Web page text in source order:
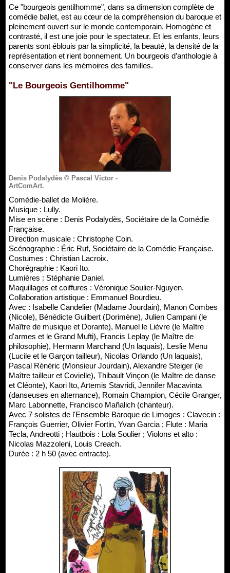
Ce "bourgeois gentilhomme", dans sa dimension complète de
comédie ballet, est au cœur de la compréhension du baroque et
pleinement ouvert sur le monde contemporain. Homogène et
contrasté, il est une joie pour le spectateur. Et les enfants, leurs
parents sont éblouis par la simplicité, la beauté, la densité de la
représentation et rient bonnement. Un bourgeois d’anthologie à
conserver dans les mémoires des familles.
"Le Bourgeois Gentilhomme"
Denis Podalydès © Pascal Victor -
ArtComArt.
Comédie-ballet de Molière.
Musique : Lully.
Mise en scène : Denis Podalydès, Sociétaire de la Comédie
Française.
Direction musicale : Christophe Coin.
Scénographie : Éric Ruf, Sociétaire de la Comédie Française.
Costumes : Christian Lacroix.
Chorégraphie : Kaori Ito.
Lumières : Stéphanie Daniel.
Maquillages et coiffures : Véronique Soulier-Nguyen.
Collaboration artistique : Emmanuel Bourdieu.
Avec : Isabelle Candelier (Madame Jourdain), Manon Combes
(Nicole), Bénédicte Guilbert (Dorimène), Julien Campani (le
Maître de musique et Dorante), Manuel le Lièvre (le Maître
d'armes et le Grand Mufti), Francis Leplay (le Maître de
philosophie), Hermann Marchand (Un laquais), Leslie Menu
(Lucile et le Garçon tailleur), Nicolas Orlando (Un laquais),
Pascal Rénéric (Monsieur Jourdain), Alexandre Steiger (le
Maître tailleur et Covielle), Thibault Vinçon (le Maître de danse
et Cléonte), Kaori Ito, Artemis Stavridi, Jennifer Macavinta
(danseuses en alternance), Romain Champion, Cécile Granger,
Marc Labonnette, Francisco Mañalich (chanteur).
Avec 7 solistes de l'Ensemble Baroque de Limoges : Clavecin :
François Guerrier, Olivier Fortin, Yvan Garcia ; Flute : Maria
Tecla, Andreotti ; Hautbois : Lola Soulier ; Violons et alto :
Nicolas Mazzoleni, Louis Creach.
Durée : 2 h 50 (avec entracte).